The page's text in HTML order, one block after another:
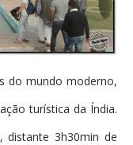
do mundo moderno,
turística da Índia.
distante 3h30min de